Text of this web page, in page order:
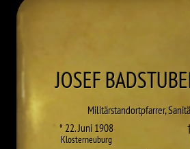
JOSEF
Militärstandortpfarrer,
* 22. Juni 1908
Klosterneuburg